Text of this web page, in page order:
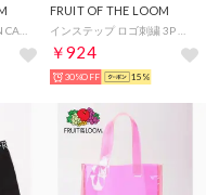
FRUIT OF THE LOOM
￥924
30%OFF 15%